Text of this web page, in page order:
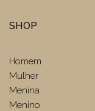
SHOP
Homem
Mulher
Menina
Menino